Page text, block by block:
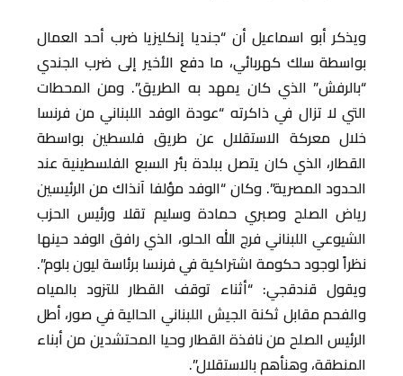
ويذكر أبو اسماعيل أن “جنديا إنكليزيا ضرب أحد العمال
بواسطة سلك كهربائي، ما دفع الأخير إلى ضرب الجندي
“بالرفش” الذي كان يمهد به الطريق”. ومن المحطات
التي لا تزال في ذاكرته “عودة الوفد اللبناني من فرنسا
خلال معركة الاستقلال عن طريق فلسطين بواسطة
القطار، الذي كان يتصل ببلدة بئر السبع الفلسطينية عند
الحدود المصرية”. وكان “الوفد مؤلفا آنذاك من الرئيسين
رياض الصلح وصبري حمادة وسليم تقلا ورئيس الحزب
الشيوعي اللبناني فرج الله الحلو، الذي رافق الوفد حينها
نظراً لوجود حكومة اشتراكية في فرنسا برئاسة ليون بلوم”.
ويقول قندقجي: “أثناء توقف القطار للتزود بالمياه
والفحم مقابل ثكنة الجيش اللبناني الحالية في صور، أطل
الرئيس الصلح من نافذة القطار وحيا المحتشدين من أبناء
المنطقة، وهنأهم بالاستقلال”.